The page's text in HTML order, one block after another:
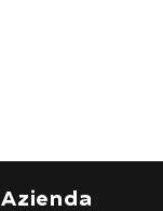
Azienda